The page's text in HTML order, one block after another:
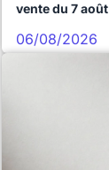
vente du 7 août
06/08/2026